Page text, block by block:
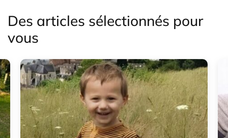
Des articles sélectionnés pour
vous